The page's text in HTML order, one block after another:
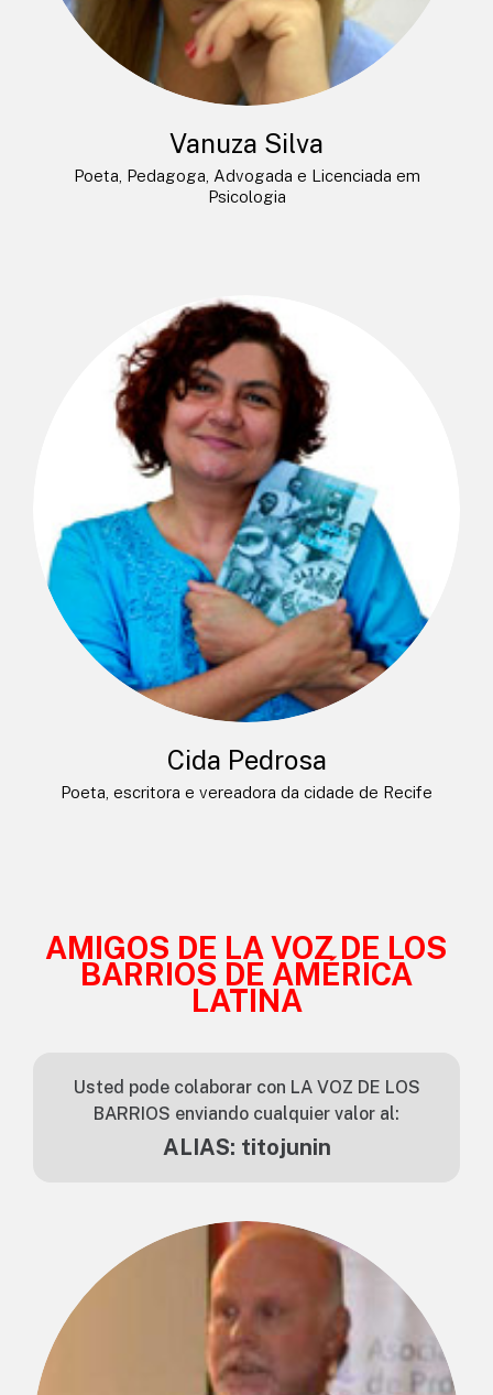
Vanuza Silva
Poeta, Pedagoga, Advogada e Licenciada em
Psicologia
Cida Pedrosa
Poeta, escritora e vereadora da cidade de Recife
AMIGOS DE LA VOZ DE LOS
BARRIOS DE AMÉRICA
LATINA
Usted pode colaborar con LA VOZ DE LOS
BARRIOS enviando cualquier valor al:
ALIAS: titojunin